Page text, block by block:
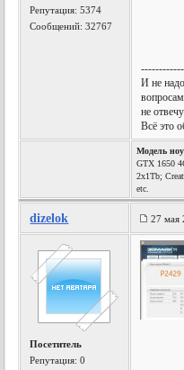
Репутация:5374
Сообщений: 32767
И не
не
Всё это
Модель
GTX 1650
2x1Tb;
etc.
dizelok 27 мая
Посетитель
Репутация:0